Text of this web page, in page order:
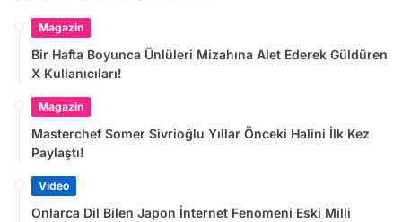
Magazin
Bir Hafta Boyunca Ünlüleri Mizahına Alet Ederek Güldüren
X Kullanıcıları!
Magazin
Masterchef Somer Sivrioğlu Yıllar Önceki Halini İlk Kez
Paylaştı!
Video
Onlarca Dil Bilen Japon İnternet Fenomeni Eski Milli